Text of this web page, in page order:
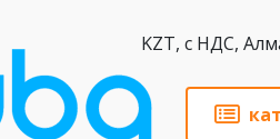
KZT, с